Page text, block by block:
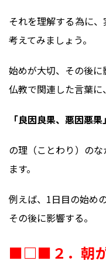
それを理解する為に
考えてみましょう。
始めが大切、その後に
仏教で関連した言葉に、
「良因良果、悪因悪果」
の理（ことわり）の
ます。
例えば、1日目の始め
その後に影響する。
■□■２．朝が